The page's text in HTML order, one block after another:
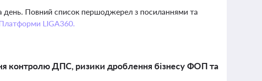
день. Повний список першоджерел з посиланнями та
Платформи LIGA360.
контролю ДПС, ризики дроблення бізнесу ФОП та